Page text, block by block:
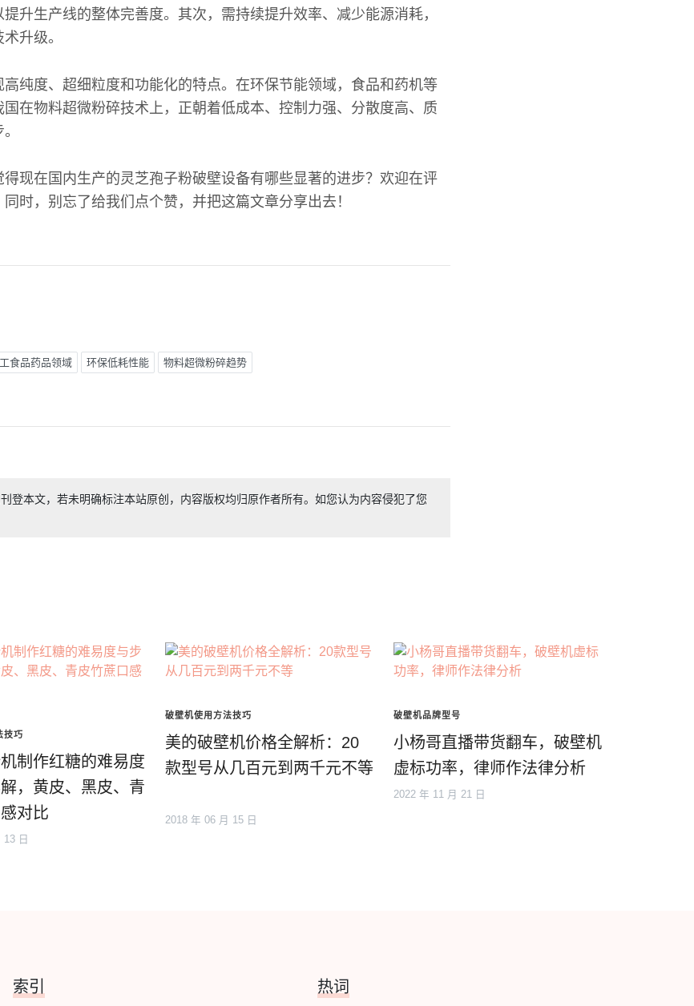
升生产线的整体完善度。其次，需持续提升效率、减少能源消耗，
升级。
高纯度、超细粒度和功能化的特点。在环保节能领域，食品和药机等
在物料超微粉碎技术上，正朝着低成本、控制力强、分散度高、质
现在国内生产的灵芝孢子粉破壁设备有哪些显著的进步？欢迎在评
时，别忘了给我们点个赞，并把这篇文章分享出去！
食品药品领域 环保低耗性能 物料超微粉碎趋势
登本文，若未明确标注本站原创，内容版权均归原作者所有。如您认为内容侵犯了您
技巧
制作红糖的难易度
，黄皮、黑皮、青
对比
13 日
破壁机使用方法技巧
美的破壁机价格全解析：20
款型号从几百元到两千元不等
2018 年 06 月 15 日
破壁机品牌型号
小杨哥直播带货翻车，破壁机
虚标功率，律师作法律分析
2022 年 11 月 21 日
索引 热词